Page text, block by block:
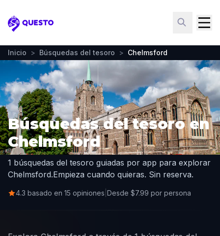
Questo
Inicio > Búsquedas del tesoro > Chelmsford
Búsquedas del tesoro en
Chelmsford
1 búsquedas del tesoro guiadas por app para explorar
Chelmsford.Empieza cuando quieras. Sin reserva.
4.3 basado en 15 opiniones Desde $7.99 por persona